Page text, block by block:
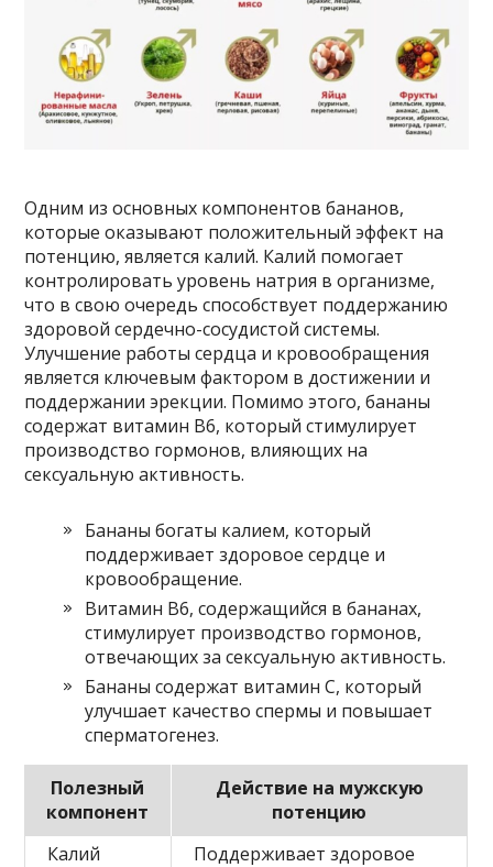
Одним из основных компонентов бананов,
которые оказывают положительный эффект на
потенцию, является калий. Калий помогает
контролировать уровень натрия в организме,
что в свою очередь способствует поддержанию
здоровой сердечно-сосудистой системы.
Улучшение работы сердца и кровообращения
является ключевым фактором в достижении и
поддержании эрекции. Помимо этого, бананы
содержат витамин В6, который стимулирует
производство гормонов, влияющих на
сексуальную активность.
Бананы богаты калием, который
поддерживает здоровое сердце и
кровообращение.
Витамин В6, содержащийся в бананах,
стимулирует производство гормонов,
отвечающих за сексуальную активность.
Бананы содержат витамин С, который
улучшает качество спермы и повышает
сперматогенез.
Полезный
компонент
Действие на мужскую
потенцию
Калий
Поддерживает здоровое